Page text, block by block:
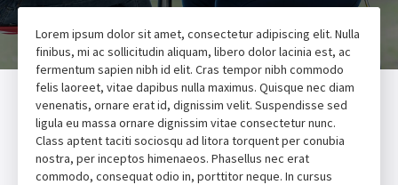
Lorem ipsum dolor sit amet, consectetur adipiscing elit. Nulla
finibus, mi ac sollicitudin aliquam, libero dolor lacinia est, ac
fermentum sapien nibh id elit. Cras tempor nibh commodo
felis laoreet, vitae dapibus nulla maximus. Quisque nec diam
venenatis, ornare erat id, dignissim velit. Suspendisse sed
ligula eu massa ornare dignissim vitae consectetur nunc.
Class aptent taciti sociosqu ad litora torquent per conubia
nostra, per inceptos himenaeos. Phasellus nec erat
commodo, consequat odio in, porttitor neque. In cursus